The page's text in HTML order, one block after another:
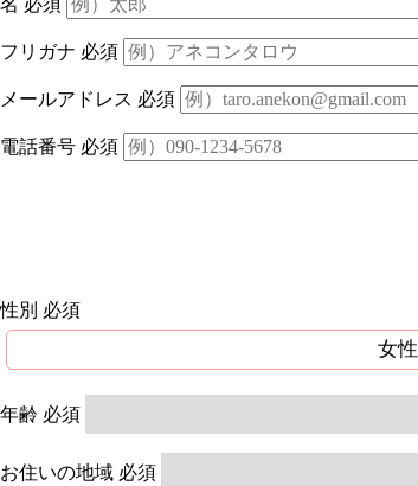
名 必須
フリガナ 必須
メールアドレス 必須
電話番号 必須
性別 必須
女性
年齢 必須
お住いの地域 必須